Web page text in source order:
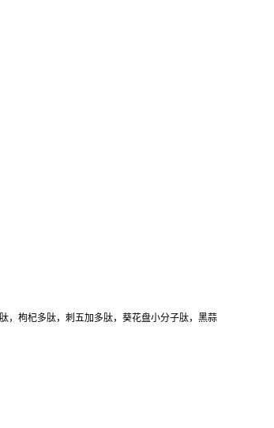
，枸杞多肽，刺五加多肽，葵花盘小分子肽，黑蒜